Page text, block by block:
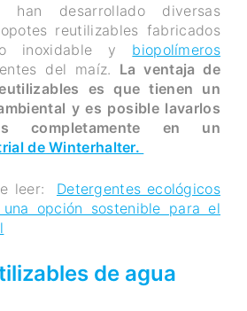
han desarrollado diversas
reutilizables fabricados
inoxidable y biopolímeros
del maíz. La ventaja de
es que tienen un
y es posible lavarlos
completamente en un
de Winterhalter.
leer: Detergentes ecológicos
opción sostenible para el
de agua